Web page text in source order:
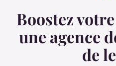
Boostez
une agence
de